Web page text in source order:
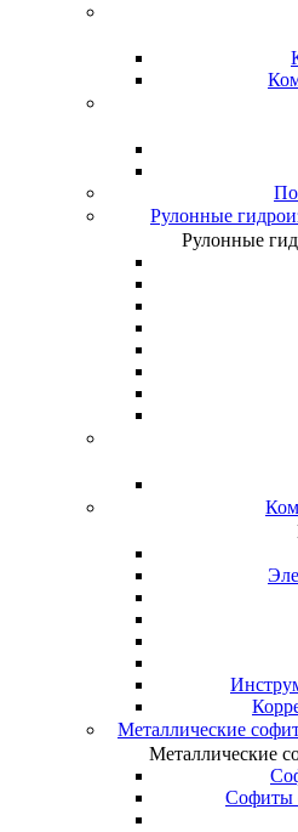
Рулонные
Рулонные
Металлические
Металлические
Софиты